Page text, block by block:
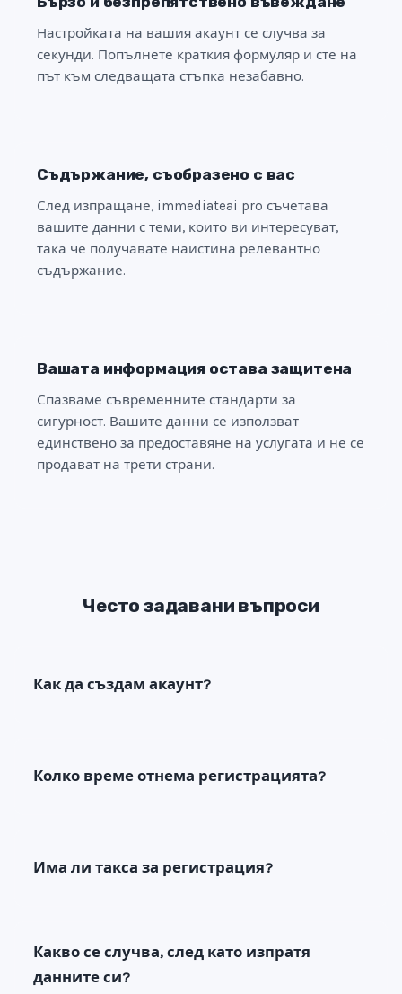
Настройката на вашия акаунт се случва за
секунди. Попълнете краткия формуляр и сте на
път към следващата стъпка незабавно.
Съдържание, съобразено с вас
След изпращане, immediateai pro съчетава
вашите данни с теми, които ви интересуват,
така че получавате наистина релевантно
съдържание.
Вашата информация остава защитена
Спазваме съвременните стандарти за
сигурност. Вашите данни се използват
единствено за предоставяне на услугата и не се
продават на трети страни.
Често задавани въпроси
Как да създам акаунт?
Колко време отнема регистрацията?
Има ли такса за регистрация?
Какво се случва, след като изпратя
данните си?